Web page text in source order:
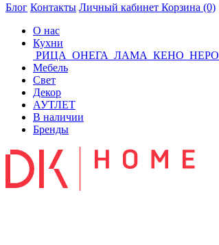
Блог Контакты Личный кабинет Корзина (0)
О нас
Кухни
РИЦА ОНЕГА ЛАМА КЕНО НЕРО
Мебель
Свет
Декор
АУТЛЕТ
В наличии
Бренды